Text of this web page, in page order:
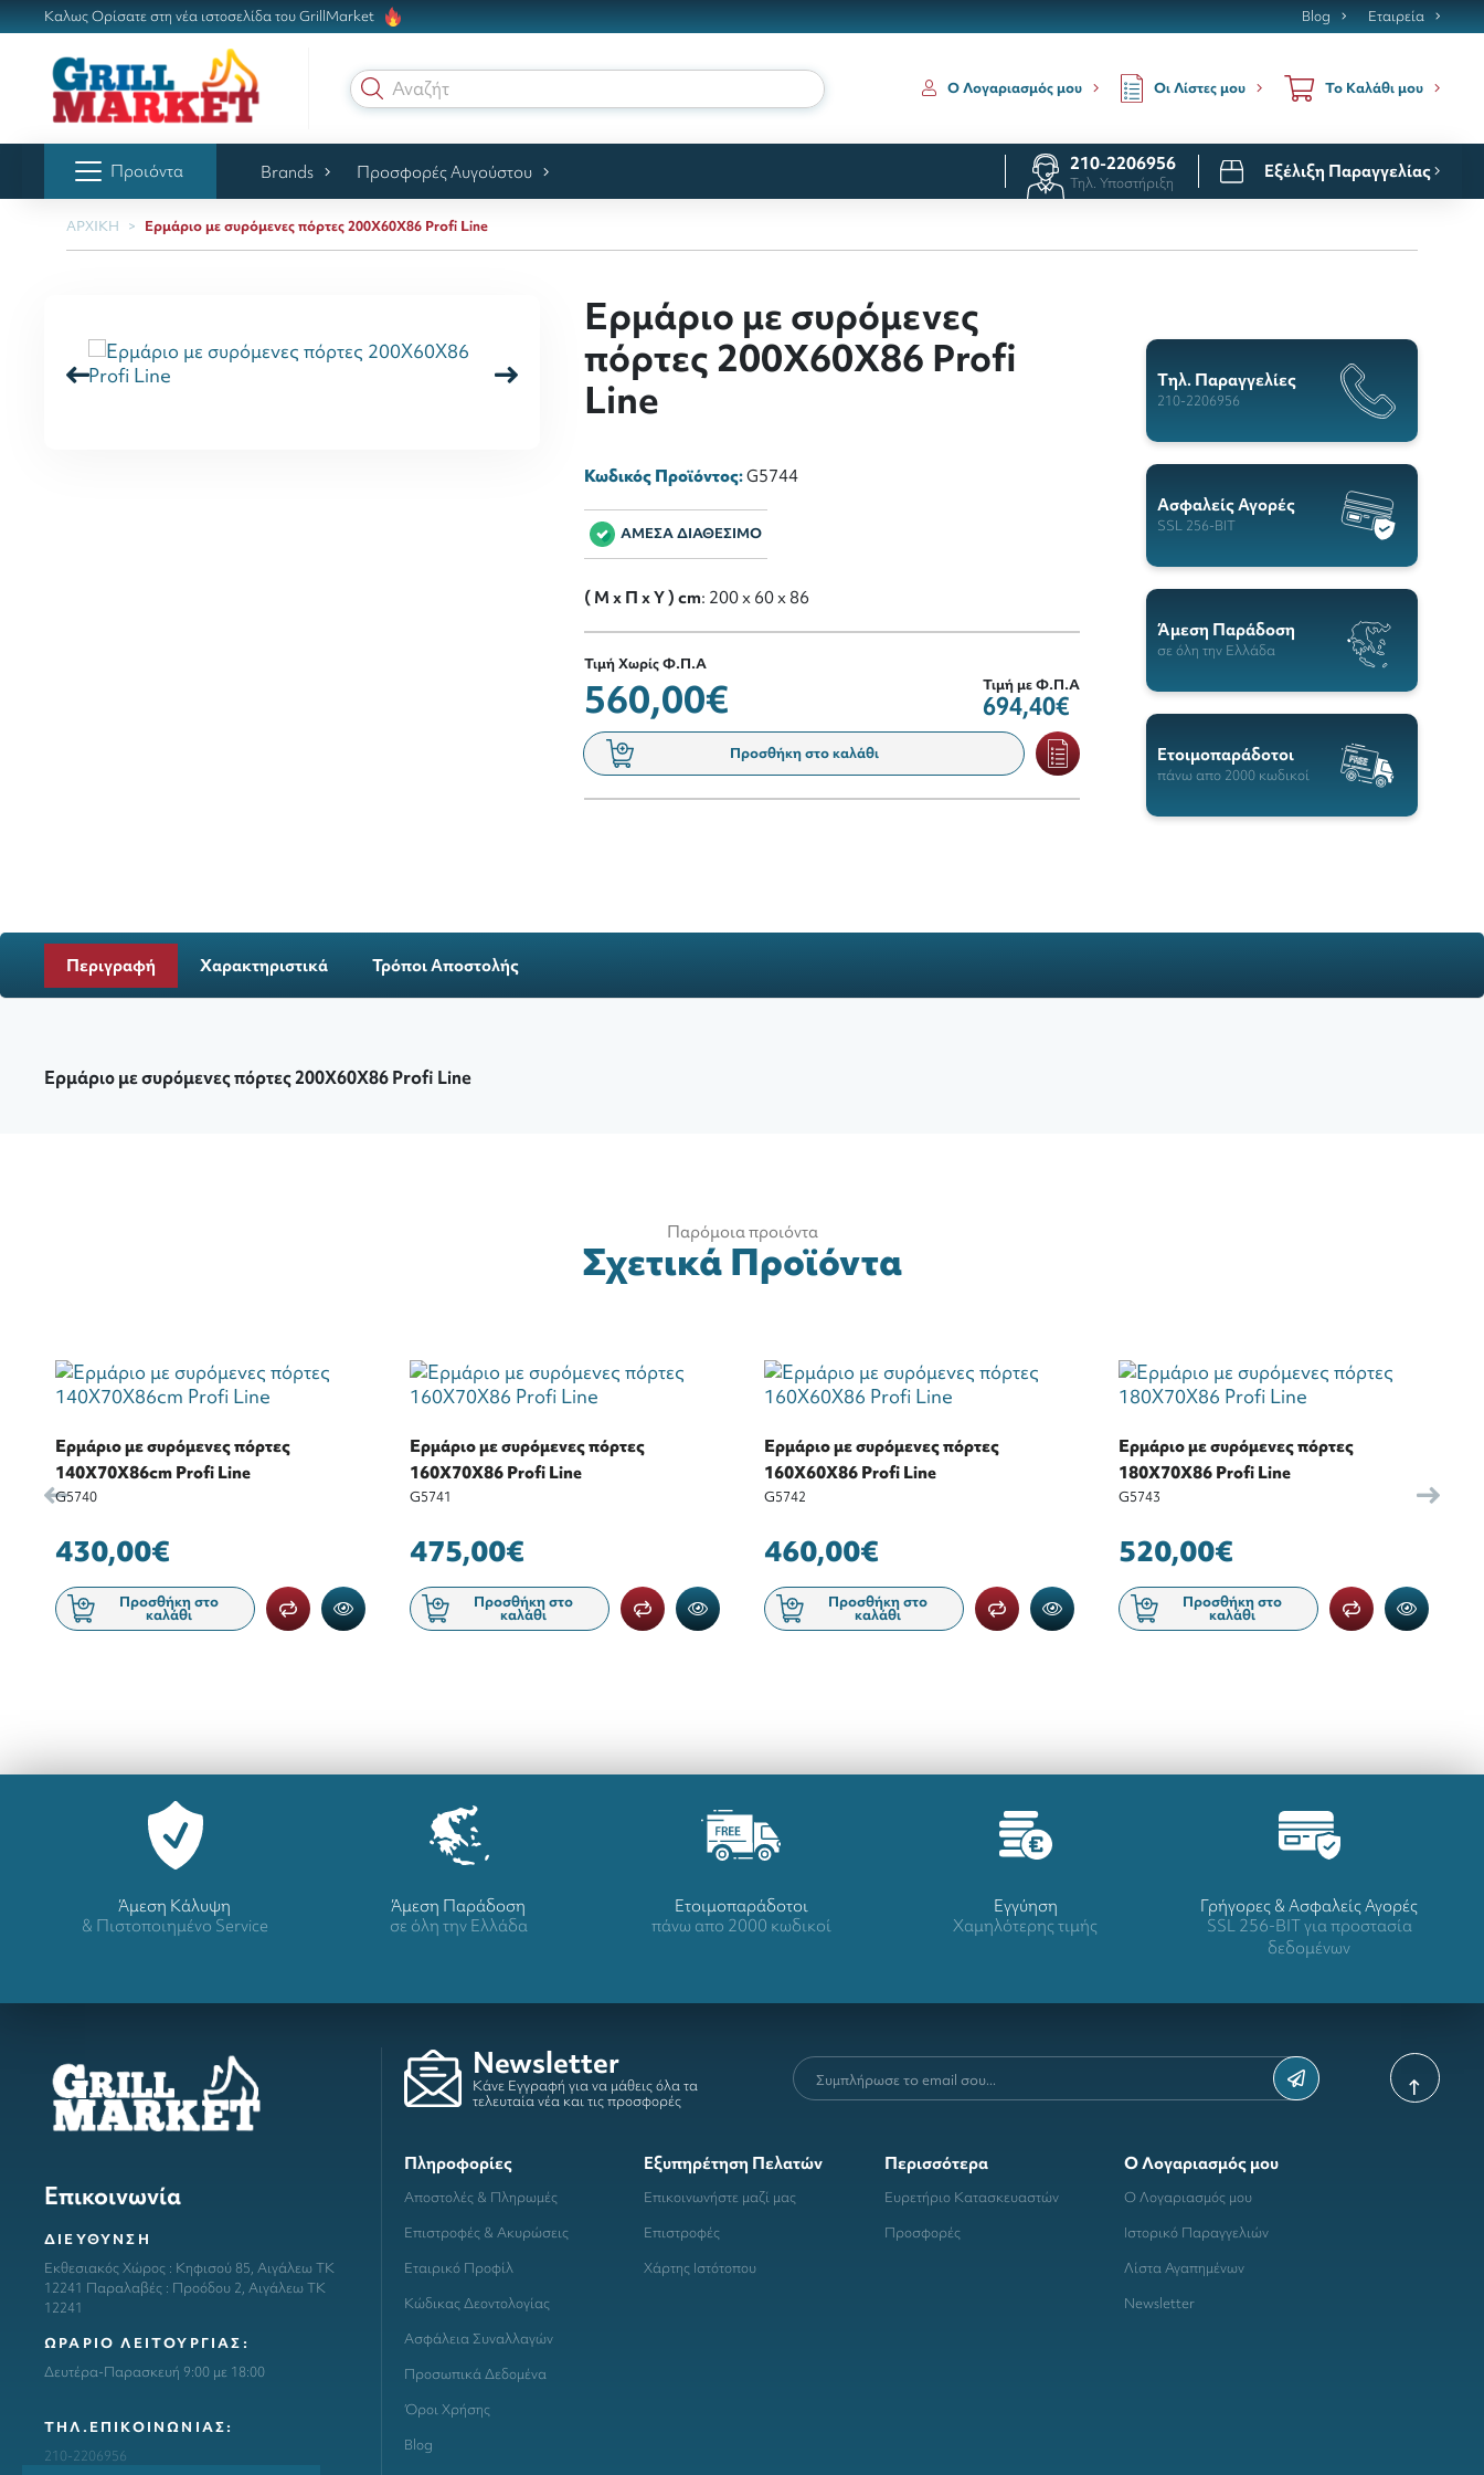
Καλως Ορίσατε στη νέα ιστοσελίδα του GrillMarket Blog Εταιρεία
Αναζήτηση γ Ο Λογαριασμός μου Οι Λίστες μου Το Καλάθι μου
Προιόντα Brands Προσφορές Αυγούστου 210-2206956
Τηλ. Υποστήριξη
Εξέλιξη Παραγγελίας
ΑΡΧΙΚΗ Ερμάριο με συρόμενες πόρτες 200Χ60Χ86 Profi Line
Ερμάριο με συρόμενες
πόρτες 200Χ60Χ86 Profi
Line
Κωδικός Προϊόντος:G5744
ΑΜΕΣΑ ΔΙΑΘΕΣΙΜΟ
( M x Π x Y ) cm: 200 x 60 x 86
Τιμή Χωρίς Φ.Π.Α
560,00€ Τιμή με Φ.Π.Α
694,40€
Προσθήκη στο καλάθι
Tηλ. Παραγγελίες
210-2206956
Ασφαλείς Αγορές
SSL 256-BIT
Άμεση Παράδοση
σε όλη την Ελλάδα
Ετοιμοπαράδοτοι
πάνω απο 2000 κωδικοί
Περιγραφή Χαρακτηριστικά Τρόποι Αποστολής
Ερμάριο με συρόμενες πόρτες 200Χ60Χ86 Profi Line
Παρόμοια προιόντα
Σχετικά Προϊόντα
Ερμάριο με συρόμενες πόρτες
140Χ70Χ86cm Profi Line
G5740
430,00€
Προσθήκη στο
καλάθι
Ερμάριο με συρόμενες πόρτες
160Χ70Χ86 Profi Line
G5741
475,00€
Προσθήκη στο
καλάθι
Ερμάριο με συρόμενες πόρτες
160Χ60Χ86 Profi Line
G5742
460,00€
Προσθήκη στο
καλάθι
Ερμάριο με συρόμενες πόρτες
180Χ70Χ86 Profi Line
G5743
520,00€
Προσθήκη στο
καλάθι
Άμεση Κάλυψη
& Πιστοποιημένο Service
Άμεση Παράδοση
σε όλη την Ελλάδα
Ετοιμοπαράδοτοι
πάνω απο 2000 κωδικοί
Eγγύηση
Χαμηλότερης τιμής
Γρήγορες & Ασφαλείς Αγορές
SSL 256-BIT για προστασία
δεδομένων
Επικοινωνία
ΔΙΕΥΘΥΝΣΗ
Εκθεσιακός Χώρος : Κηφισού 85, Αιγάλεω ΤΚ
12241 Παραλαβές : Προόδου 2, Αιγάλεω ΤΚ
12241
ΩΡΑΡΙΟ ΛΕΙΤΟΥΡΓΙΑΣ:
Δευτέρα-Παρασκευή 9:00 με 18:00
ΤΗΛ.ΕΠΙΚΟΙΝΩΝΙΑΣ:
210-2206956
Newsletter
Κάνε Εγγραφή για να μάθεις όλα τα
τελευταία νέα και τις προσφορές
Πληροφορίες
Αποστολές & Πληρωμές
Επιστροφές & Ακυρώσεις
Εταιρικό Προφίλ
Κώδικας Δεοντολογίας
Ασφάλεια Συναλλαγών
Προσωπικά Δεδομένα
Όροι Χρήσης
Blog
Εξυπηρέτηση Πελατών
Επικοινωνήστε μαζί μας
Επιστροφές
Χάρτης Ιστότοπου
Περισσότερα
Ευρετήριο Κατασκευαστών
Προσφορές
Ο Λογαριασμός μου
Ο Λογαριασμός μου
Ιστορικό Παραγγελιών
Λίστα Αγαπημένων
Newsletter